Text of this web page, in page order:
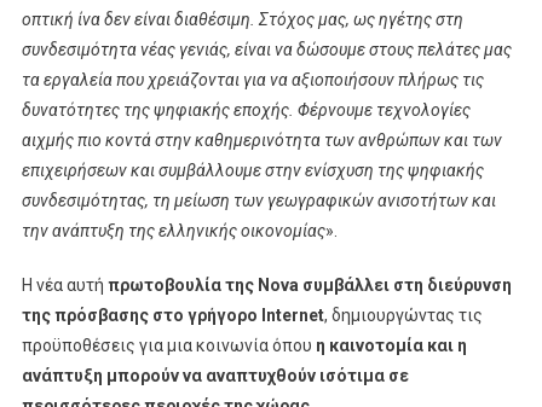
οπτική ίνα δεν είναι διαθέσιμη. Στόχος μας, ως ηγέτης στη
συνδεσιμότητα νέας γενιάς, είναι να δώσουμε στους πελάτες μας
τα εργαλεία που χρειάζονται για να αξιοποιήσουν πλήρως τις
δυνατότητες της ψηφιακής εποχής. Φέρνουμε τεχνολογίες
αιχμής πιο κοντά στην καθημερινότητα των ανθρώπων και των
επιχειρήσεων και συμβάλλουμε στην ενίσχυση της ψηφιακής
συνδεσιμότητας, τη μείωση των γεωγραφικών ανισοτήτων και
την ανάπτυξη της ελληνικής οικονομίας».
Η νέα αυτή πρωτοβουλία της Nova συμβάλλει στη διεύρυνση
της πρόσβασης στο γρήγορο Internet, δημιουργώντας τις
προϋποθέσεις για μια κοινωνία όπου η καινοτομία και η
ανάπτυξη μπορούν να αναπτυχθούν ισότιμα σε